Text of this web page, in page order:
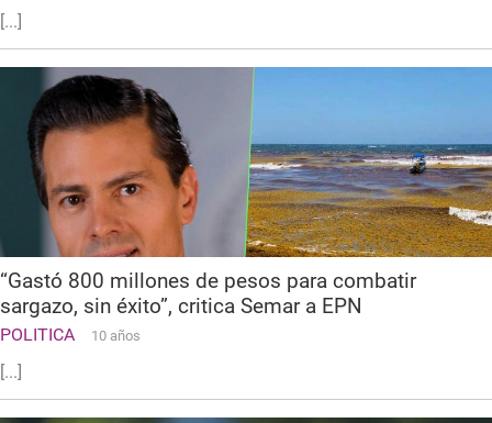
[...]
“Gastó 800 millones de pesos para combatir
sargazo, sin éxito”, critica Semar a EPN
POLITICA 10 años
[...]